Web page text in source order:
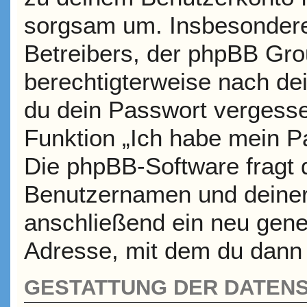
sorgsam um.
Betreibers, der phpBB
berechtigterweise nach
du dein Passwort
Funktion „Ich habe mein
Die phpBB-Software fragt
Benutzernamen und
anschließend ein neu
Adresse, mit dem du
GESTATTUNG DER